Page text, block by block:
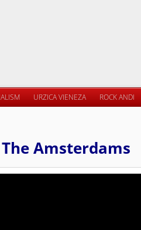
URZICA VIENEZA ROCK ANDI
Amsterdams